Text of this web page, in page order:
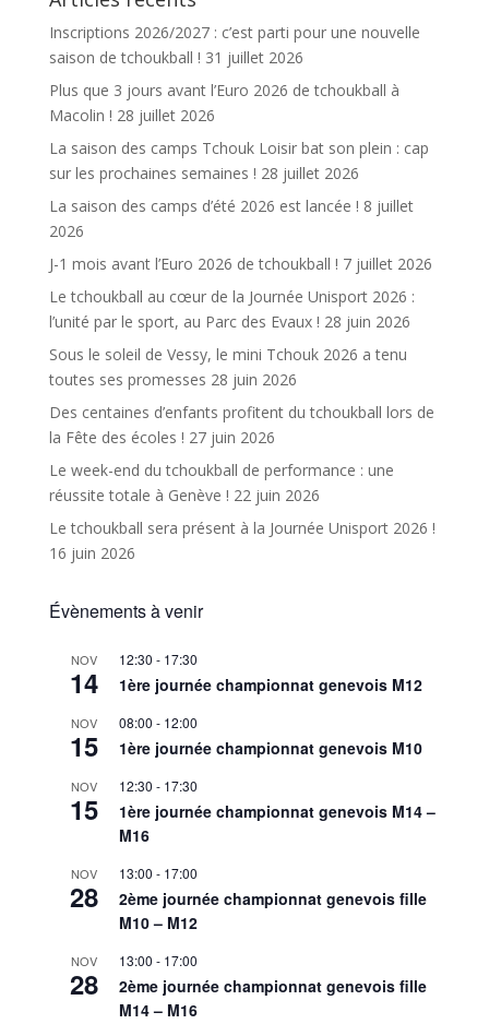
Inscriptions 2026/2027 : c’est parti pour une nouvelle
saison de tchoukball ! 31 juillet 2026
Plus que 3 jours avant l’Euro 2026 de tchoukball à
Macolin ! 28 juillet 2026
La saison des camps Tchouk Loisir bat son plein : cap
sur les prochaines semaines ! 28 juillet 2026
La saison des camps d’été 2026 est lancée ! 8 juillet
2026
J-1 mois avant l’Euro 2026 de tchoukball ! 7 juillet 2026
Le tchoukball au cœur de la Journée Unisport 2026 :
l’unité par le sport, au Parc des Evaux ! 28 juin 2026
Sous le soleil de Vessy, le mini Tchouk 2026 a tenu
toutes ses promesses 28 juin 2026
Des centaines d’enfants profitent du tchoukball lors de
la Fête des écoles ! 27 juin 2026
Le week-end du tchoukball de performance : une
réussite totale à Genève ! 22 juin 2026
Le tchoukball sera présent à la Journée Unisport 2026 !
16 juin 2026
Évènements à venir
NOV
14
12:30 - 17:30
1ère journée championnat genevois M12
NOV
15
08:00 - 12:00
1ère journée championnat genevois M10
NOV
15
12:30 - 17:30
1ère journée championnat genevois M14 –
M16
NOV
28
13:00 - 17:00
2ème journée championnat genevois fille
M10 – M12
NOV
28
13:00 - 17:00
2ème journée championnat genevois fille
M14 – M16